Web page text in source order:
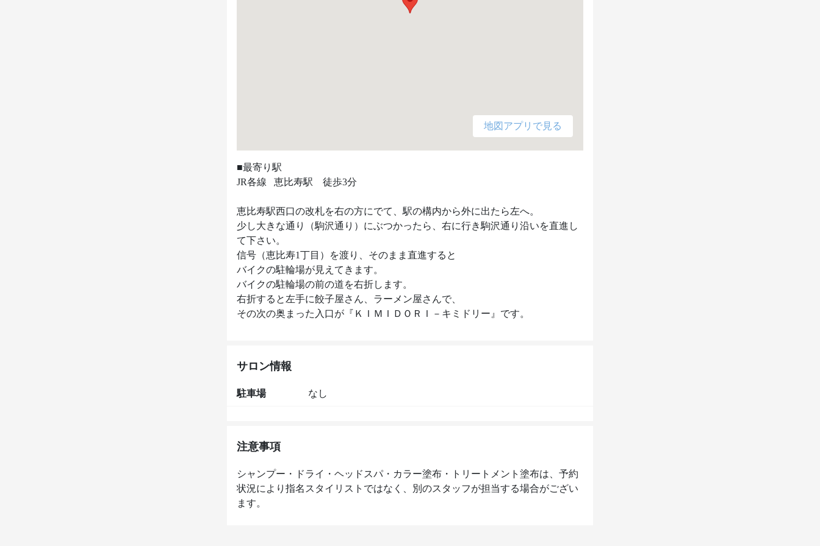
地図アプリで見る
■最寄り駅
JR各線   恵比寿駅　徒歩3分
恵比寿駅西口の改札を右の方にでて、駅の構内から外に出たら左へ。
少し大きな通り（駒沢通り）にぶつかったら、右に行き駒沢通り沿いを直進し
て下さい。
信号（恵比寿1丁目）を渡り、そのまま直進すると
バイクの駐輪場が見えてきます。
バイクの駐輪場の前の道を右折します。
右折すると左手に餃子屋さん、ラーメン屋さんで、
その次の奥まった入口が『ＫＩＭＩＤＯＲＩ－キミドリー』です。
サロン情報
駐車場 なし
注意事項
シャンプー・ドライ・ヘッドスパ・カラー塗布・トリートメント塗布は、予約
状況により指名スタイリストではなく、別のスタッフが担当する場合がござい
ます。